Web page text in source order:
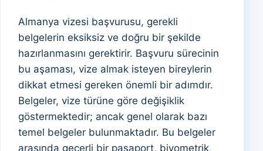
Almanya vizesi başvurusu, gerekli
belgelerin eksiksiz ve doğru bir şekilde
hazırlanmasını gerektirir. Başvuru sürecinin
bu aşaması, vize almak isteyen bireylerin
dikkat etmesi gereken önemli bir adımdır.
Belgeler, vize türüne göre değişiklik
göstermektedir; ancak genel olarak bazı
temel belgeler bulunmaktadır. Bu belgeler
arasında geçerli bir pasaport, biyometrik